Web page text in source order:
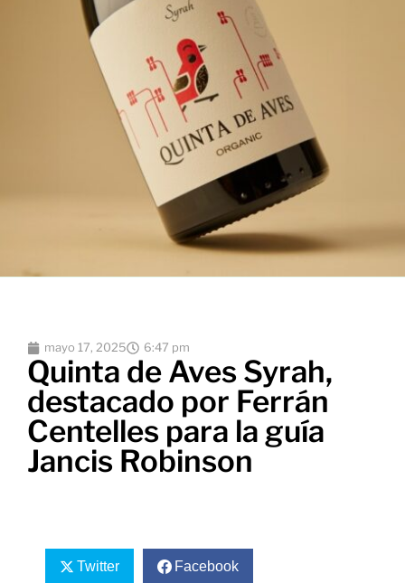
mayo 17, 2025 6:47 pm
Quinta de Aves Syrah,
destacado por Ferrán
Centelles para la guía
Jancis Robinson
Twitter Facebook